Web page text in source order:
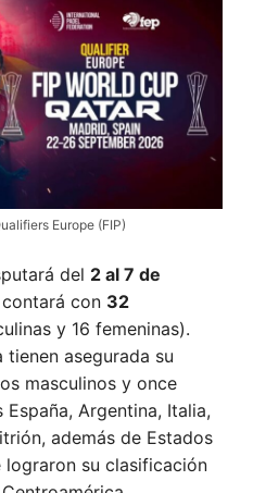
Europe (FIP)
del 2 al 7 de
contará con 32
y 16 femeninas).
asegurada su
masculinos y once
Argentina, Italia,
además de Estados
lograron su clasificación